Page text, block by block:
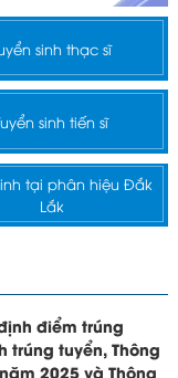
sinh thạc sĩ
sinh tiến sĩ
tại phân hiệu Đắk
Lắk
điểm trúng
trúng tuyển, Thông
2025 và Thông